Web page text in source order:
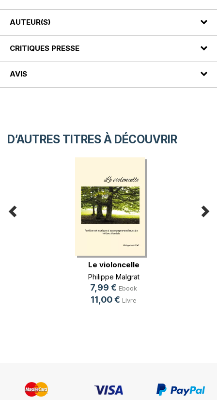
AUTEUR(S)
CRITIQUES PRESSE
AVIS
D’AUTRES TITRES À DÉCOUVRIR
Le violoncelle
Philippe Malgrat
7,99 € Ebook
11,00 € Livre